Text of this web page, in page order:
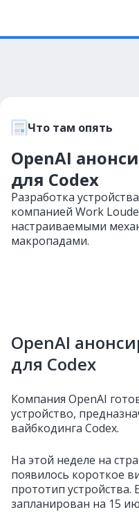
Что там опять
OpenAI
для Codex
Разработка
компанией Work
настраиваемыми
макропадами.
OpenAI
для Codex
Компания OpenAI
устройство,
вайбкодинга Codex.
На этой неделе на
появилось короткое
прототип устройства.
запланирован на 15